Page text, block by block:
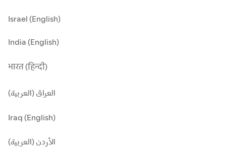
Israel (English)
India (English)
भारत (हिन्दी)
العراق (العربية)
Iraq (English)
الأردن (العربية)